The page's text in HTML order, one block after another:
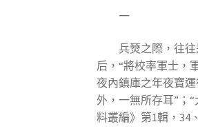
一
兵燹之際，往
后，“將校率軍士，
夜內鎮庫之年夜寶
外，一無所存耳”；
料叢編》第1輯，34